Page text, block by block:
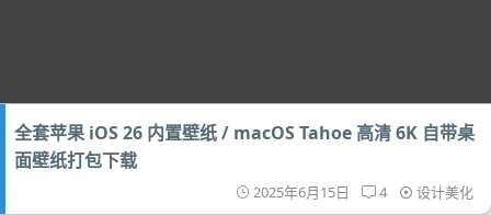
全套苹果 iOS 26 内置壁纸 / macOS Tahoe 高清 6K 自带桌
面壁纸打包下载
2025年6月15日 4 设计美化